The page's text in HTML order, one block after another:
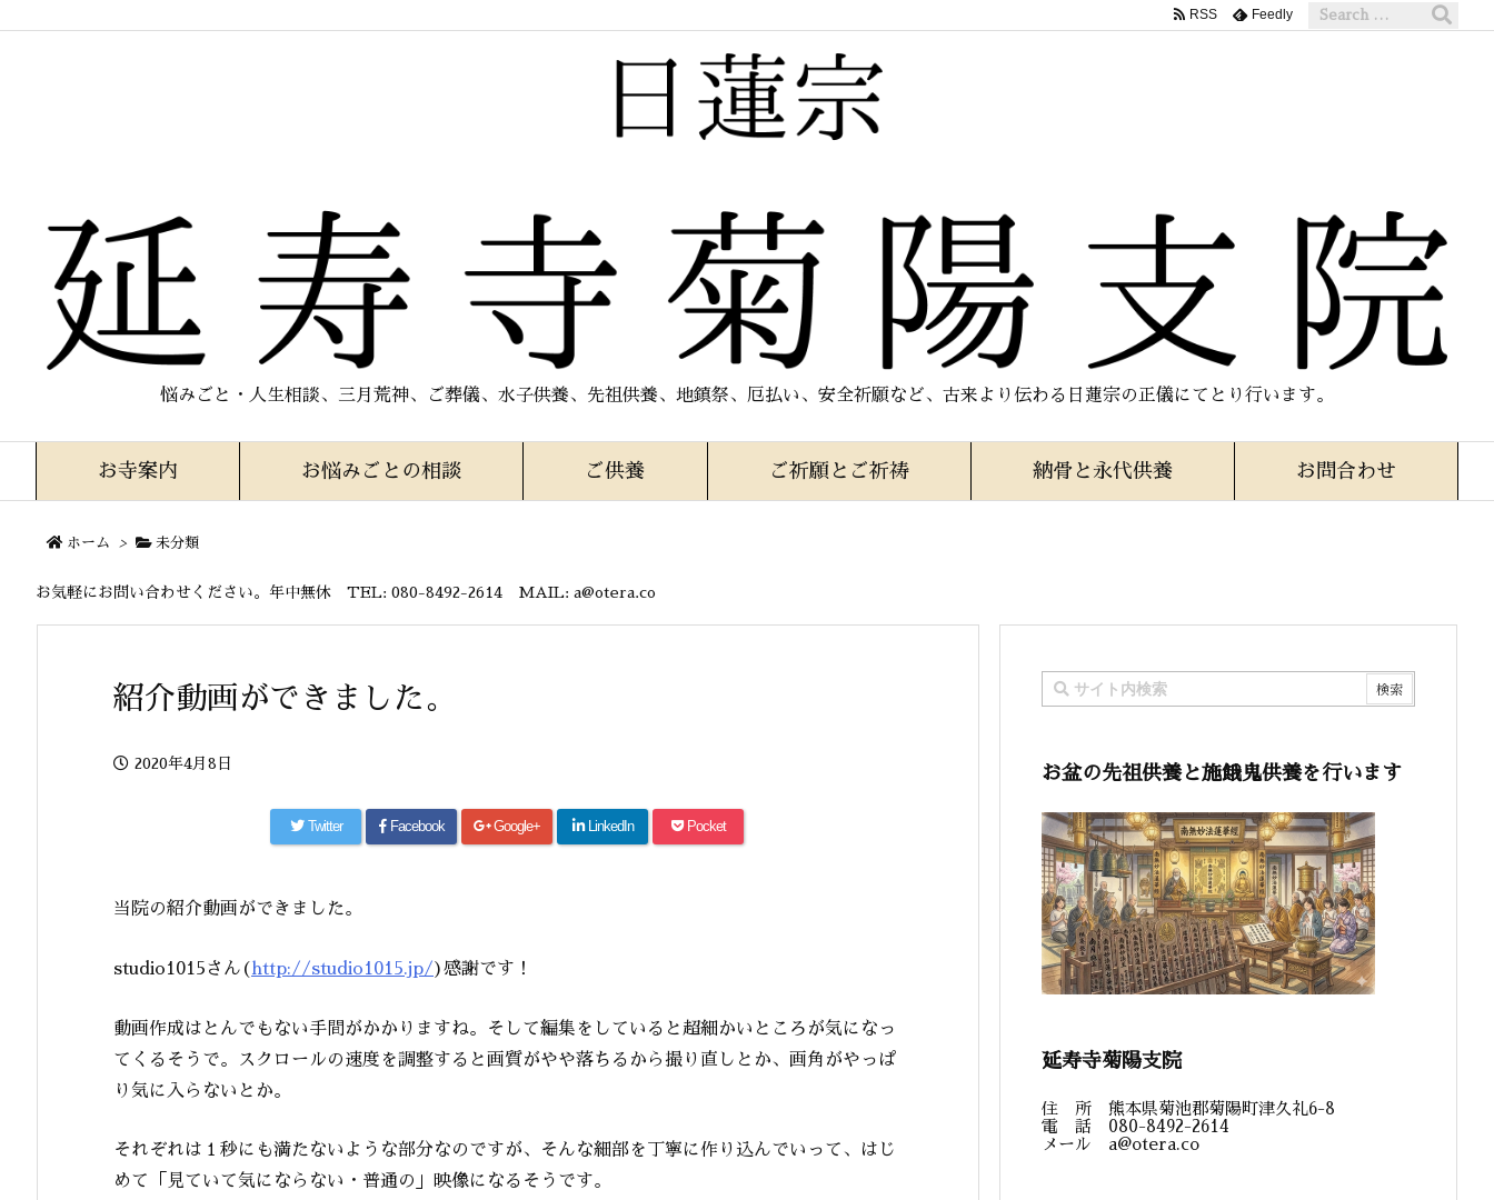
悩みごと・人生相談、三月荒神、ご葬儀、水子供養、先祖供養、地鎮祭、厄払い、安全祈願など、古来より伝わる日蓮宗の正儀にてとり行います。
お寺案内 お悩みごとの相談 ご供養 ご祈願とご祈祷 納骨と永代供養 お問合わせ
RSS Feedly
ホーム > 未分類
お気軽にお問い合わせください。年中無休 TEL: 080-8492-2614 MAIL: a@otera.co
紹介動画ができました。
2020年4月8日
Twitter Facebook Google+ LinkedIn Pocket
当院の紹介動画ができました。
studio1015さん( http://studio1015.jp/)感謝です！
動画作成はとんでもない手間がかかりますね。そして編集をしていると超細かいところが気になっ
てくるそうで。スクロールの速度を調整すると画質がやや落ちるから撮り直しとか、画角がやっぱ
り気に入らないとか。
それぞれは１秒にも満たないような部分なのですが、そんな細部を丁寧に作り込んでいって、はじ
めて「見ていて気にならない・普通の」映像になるそうです。
お盆の先祖供養と施餓鬼供養を行います
延寿寺菊陽支院
住 所 熊本県菊池郡菊陽町津久礼6-8
電 話 080-8492-2614
メール a@otera.co